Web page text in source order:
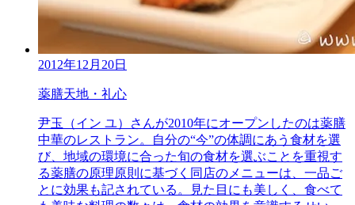
2012年12月20日
薬膳天地・礼心
尹玉（イン ユ）さんが2010年にオープンしたのは薬膳
中華のレストラン。自分の“今”の体調にあう食材を選
び、地域の環境に合った旬の食材を選ぶことを重視す
る薬膳の原理原則に基づく同店のメニューは、一品ご
とに効果も記されている。見た目にも美しく、食べて